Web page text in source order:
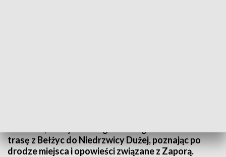
trasę z Bełżyc do Niedrzwicy Dużej, poznając po
drodze miejsca i opowieści związane z Zaporą.